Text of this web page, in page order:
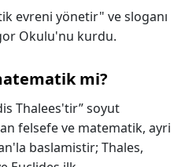
evreni yönetir" ve sloganı
Okulu'nu kurdu.
mi?
Thalees'tir” soyut
felsefe ve matematik, ayri
baslamistir; Thales,